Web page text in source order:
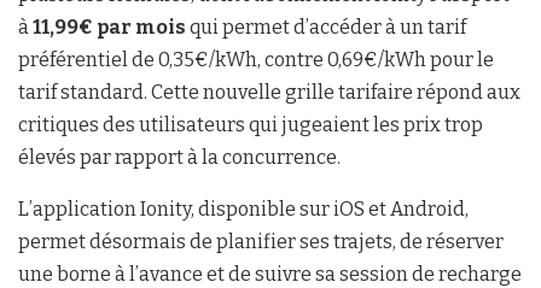
à11,99€ par mois qui permet d’accéder à un tarif
préférentiel de 0,35€/kWh, contre 0,69€/kWh pour le
tarif standard. Cette nouvelle grille tarifaire répond aux
critiques des utilisateurs qui jugeaient les prix trop
élevés par rapport à la concurrence.
L’application Ionity, disponible sur iOS et Android,
permet désormais de planifier ses trajets, de réserver
une borne à l’avance et de suivre sa session de recharge